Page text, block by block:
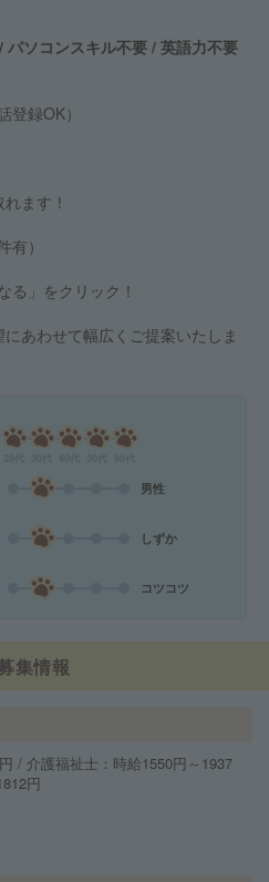
ソコンスキル不要 / 英語力不要
録OK）
ます！
）
る」をクリック！
あわせて幅広くご提案いたしま
男性
しずか
コツコツ
集情報
/ 介護福祉士：時給1550円～1937
円